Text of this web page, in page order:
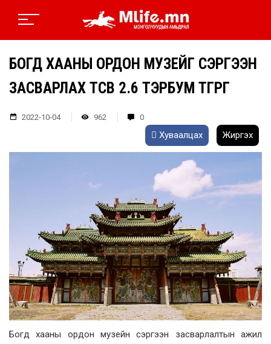
БОГД ХААНЫ ОРДОН МУЗЕЙГ СЭРГЭЭН
ЗАСВАРЛАХ ТӨСӨВ 2.6 ТЭРБУМ ТӨГРӨГ
2022-10-04 962 0
Хуваалцах Жиргэх
Богд хааны ордон музейн сэргээн засварлалтын ажил